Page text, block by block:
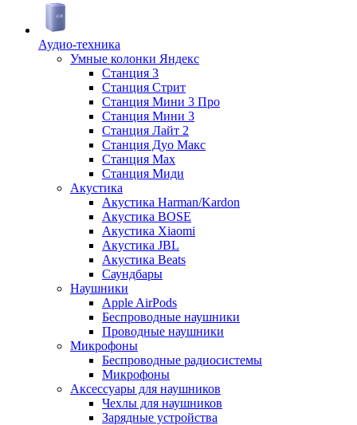
Аудио-техника
Умные колонки Яндекс
Станция 3
Станция Стрит
Станция Мини 3 Про
Станция Мини 3
Станция Лайт 2
Станция Дуо Макс
Станция Max
Станция Миди
Акустика
Акустика Harman/Kardon
Акустика BOSE
Акустика Xiaomi
Акустика JBL
Акустика Beats
Саундбары
Наушники
Apple AirPods
Беспроводные наушники
Проводные наушники
Микрофоны
Беспроводные радиосистемы
Микрофоны
Аксессуары для наушников
Чехлы для наушников
Зарядные устройства